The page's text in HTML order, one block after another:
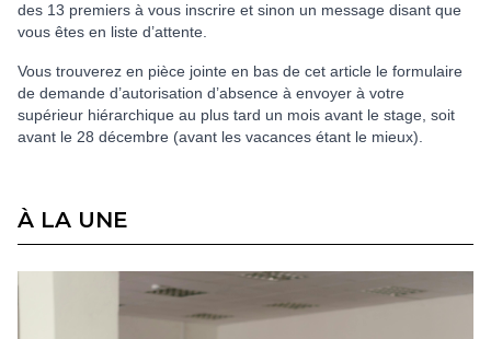
des 13 premiers à vous inscrire et sinon un message disant que
vous êtes en liste d’attente.
Vous trouverez en pièce jointe en bas de cet article le formulaire
de demande d’autorisation d’absence à envoyer à votre
supérieur hiérarchique au plus tard un mois avant le stage, soit
avant le 28 décembre (avant les vacances étant le mieux).
À LA UNE